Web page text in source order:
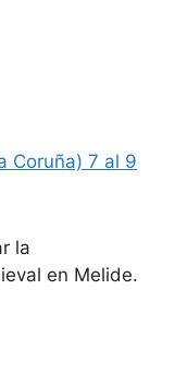
Coruña) 7 al 9
la
en Melide.